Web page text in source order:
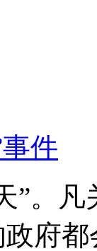
件
”。
府